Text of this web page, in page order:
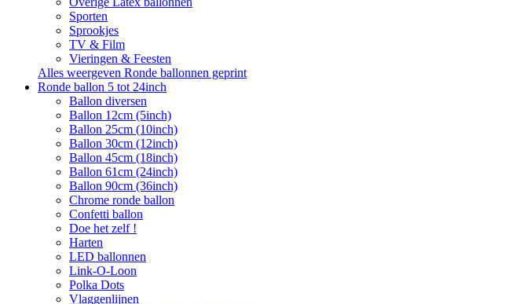
Sporten
Sprookjes
TV & Film
Vieringen & Feesten
Alles weergeven Ronde ballonnen geprint
Ronde ballon 5 tot 24inch
Ballon diversen
Ballon 12cm (5inch)
Ballon 25cm (10inch)
Ballon 30cm (12inch)
Ballon 45cm (18inch)
Ballon 61cm (24inch)
Ballon 90cm (36inch)
Chrome ronde ballon
Confetti ballon
Doe het zelf !
Harten
LED ballonnen
Link-O-Loon
Polka Dots
Vlaggenlijnen